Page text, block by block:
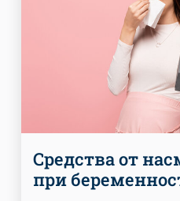
Средства от
при